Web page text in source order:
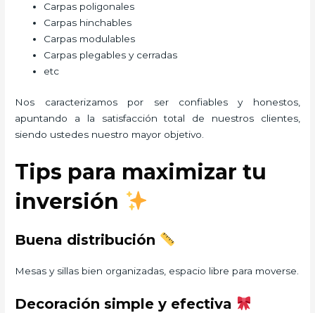
Carpas poligonales
Carpas hinchables
Carpas modulables
Carpas plegables y cerradas
etc
Nos caracterizamos por ser confiables y honestos,
apuntando a la satisfacción total de nuestros clientes,
siendo ustedes nuestro mayor objetivo.
Tips para maximizar tu
inversión
Buena distribución
Mesas y sillas bien organizadas, espacio libre para moverse.
Decoración simple y efectiva